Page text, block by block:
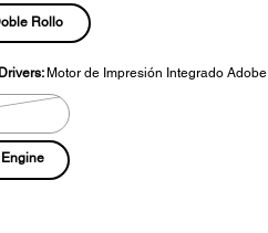
Rollo
Motor de Impresión Integrado Adobe